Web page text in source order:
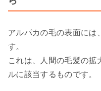
アルパカの毛の表面には
す。
これは、人間の毛髪の拡
ルに該当するものです。